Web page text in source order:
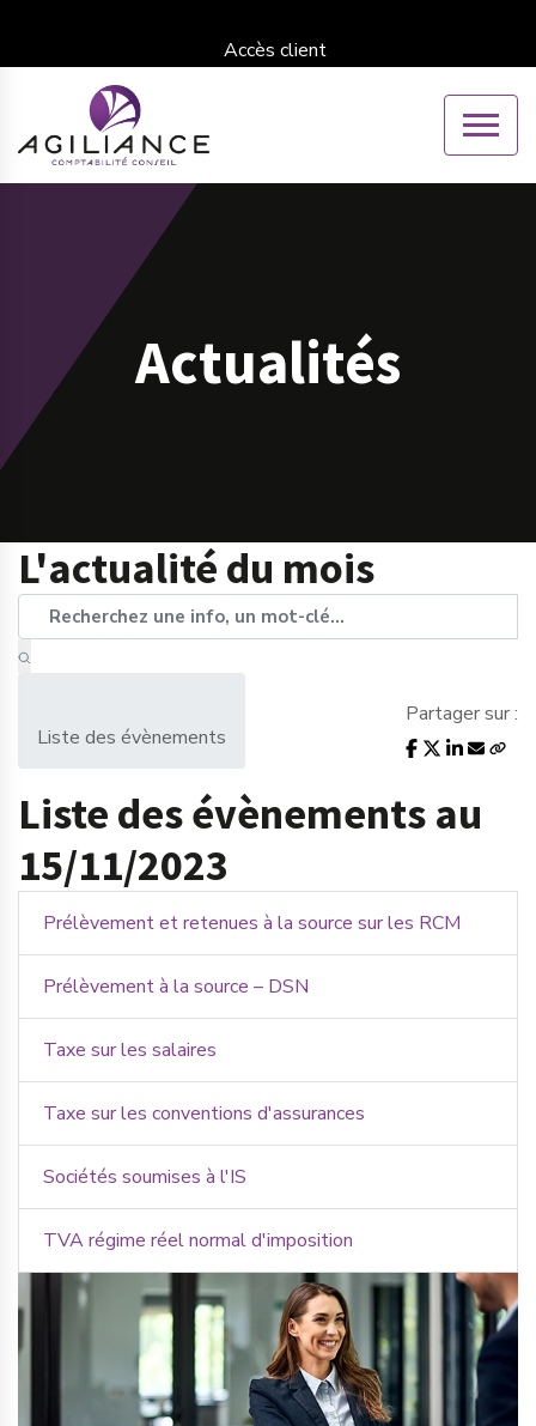
Accès client
Actualités
L'actualité du mois
Liste des évènements
Partager sur :
Liste des évènements au
15/11/2023
Prélèvement et retenues à la source sur les RCM
Prélèvement à la source – DSN
Taxe sur les salaires
Taxe sur les conventions d'assurances
Sociétés soumises à l'IS
TVA régime réel normal d'imposition